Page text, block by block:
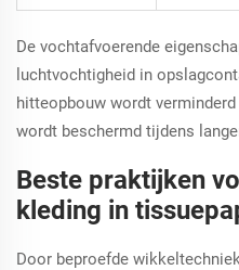
De vochtafvoerende
luchtvochtigheid in
hitteopbouw wordt
wordt beschermd tijdens
Beste praktijken
kleding in
Door beproefde